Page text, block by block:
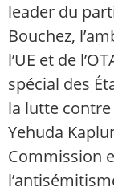
leader du
Bouchez,
l’UE et de
spécial des
la lutte
Yehuda
Commission